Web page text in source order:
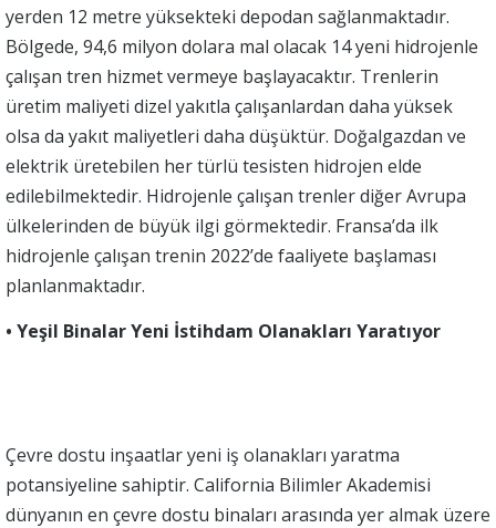
yerden 12 metre yüksekteki depodan sağlanmaktadır.
Bölgede, 94,6 milyon dolara mal olacak 14 yeni hidrojenle
çalışan tren hizmet vermeye başlayacaktır. Trenlerin
üretim maliyeti dizel yakıtla çalışanlardan daha yüksek
olsa da yakıt maliyetleri daha düşüktür. Doğalgazdan ve
elektrik üretebilen her türlü tesisten hidrojen elde
edilebilmektedir. Hidrojenle çalışan trenler diğer Avrupa
ülkelerinden de büyük ilgi görmektedir. Fransa’da ilk
hidrojenle çalışan trenin 2022’de faaliyete başlaması
planlanmaktadır.
• Yeşil Binalar Yeni İstihdam Olanakları Yaratıyor
Çevre dostu inşaatlar yeni iş olanakları yaratma
potansiyeline sahiptir. California Bilimler Akademisi
dünyanın en çevre dostu binaları arasında yer almak üzere